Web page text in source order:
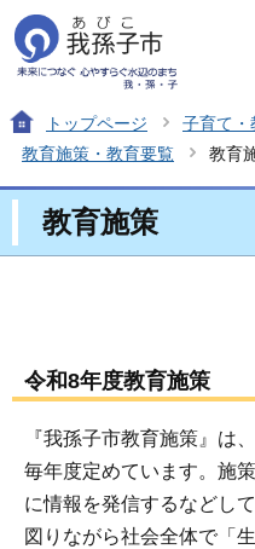
トップページ 子育て・
教育施策・教育要覧
教育
教育施策
令和8年度教育施策
『我孫子市教育施策』は
毎年度定めています。施
に情報を発信するなどし
図りながら社会全体で「